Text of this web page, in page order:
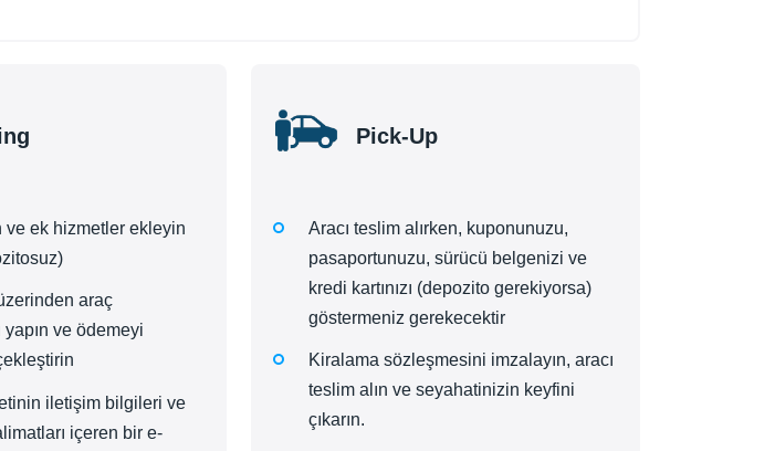
ve ek hizmetler ekleyin
araç
ve ödemeyi
iletişim bilgileri ve
içeren bir e-
Pick-Up
Aracı teslim alırken, kuponunuzu,
pasaportunuzu, sürücü belgenizi ve
kredi kartınızı (depozito gerekiyorsa)
göstermeniz gerekecektir
Kiralama sözleşmesini imzalayın, aracı
teslim alın ve seyahatinizin keyfini
çıkarın.